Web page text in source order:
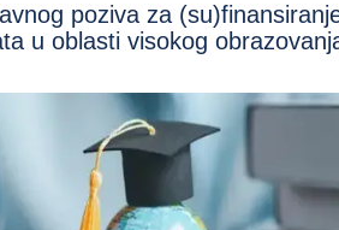
poziva za
u oblasti visokog